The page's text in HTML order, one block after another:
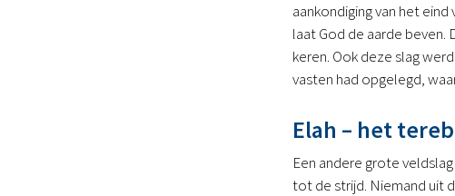
aankondiging van het
laat God de aarde beven.
keren. Ook deze slag
vasten had opgelegd,
Elah – het
Een andere grote
tot de strijd. Niemand uit